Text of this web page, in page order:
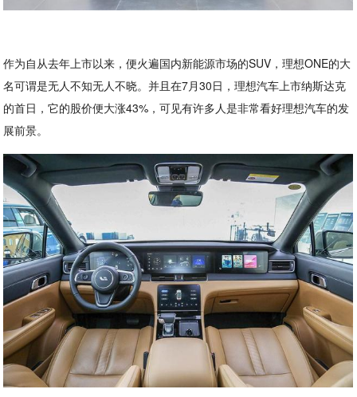
作为自从去年上市以来，便火遍国内新能源市场的SUV，理想ONE的大
名可谓是无人不知无人不晓。并且在7月30日，理想汽车上市纳斯达克
的首日，它的股价便大涨43%，可见有许多人是非常看好理想汽车的发
展前景。